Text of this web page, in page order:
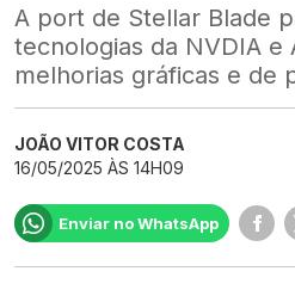
A port de Stellar Blade
tecnologias da NVDIA e
melhorias gráficas e de
JOÃO VITOR COSTA
16/05/2025 ÀS 14H09
Enviar no WhatsApp